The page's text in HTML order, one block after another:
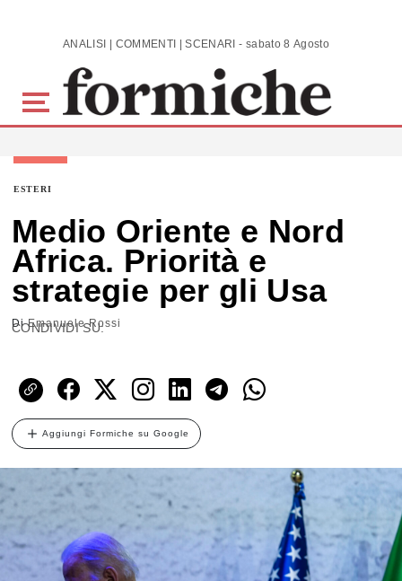
Skip to main content ANALISI | COMMENTI | SCENARI - sabato 8 Agosto 2026
ESTERI
Medio Oriente e Nord
Africa. Priorità e
strategie per gli Usa
DiEmanuele Rossi
CONDIVIDI SU:
Aggiungi Formiche su Google